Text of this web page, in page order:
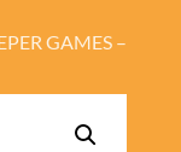
GAMES –